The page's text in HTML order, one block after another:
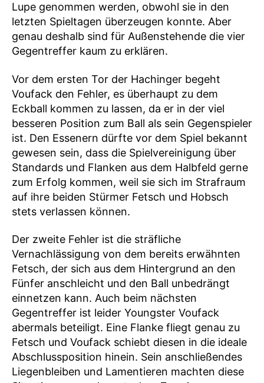
Lupe genommen werden, obwohl sie in den
letzten Spieltagen überzeugen konnte. Aber
genau deshalb sind für Außenstehende die vier
Gegentreffer kaum zu erklären.
Vor dem ersten Tor der Hachinger begeht
Voufack den Fehler, es überhaupt zu dem
Eckball kommen zu lassen, da er in der viel
besseren Position zum Ball als sein Gegenspieler
ist. Den Essenern dürfte vor dem Spiel bekannt
gewesen sein, dass die Spielvereinigung über
Standards und Flanken aus dem Halbfeld gerne
zum Erfolg kommen, weil sie sich im Strafraum
auf ihre beiden Stürmer Fetsch und Hobsch
stets verlassen können.
Der zweite Fehler ist die sträfliche
Vernachlässigung von dem bereits erwähnten
Fetsch, der sich aus dem Hintergrund an den
Fünfer anschleicht und den Ball unbedrängt
einnetzen kann. Auch beim nächsten
Gegentreffer ist leider Youngster Voufack
abermals beteiligt. Eine Flanke fliegt genau zu
Fetsch und Voufack schiebt diesen in die ideale
Abschlussposition hinein. Sein anschließendes
Liegenbleiben und Lamentieren machten diese